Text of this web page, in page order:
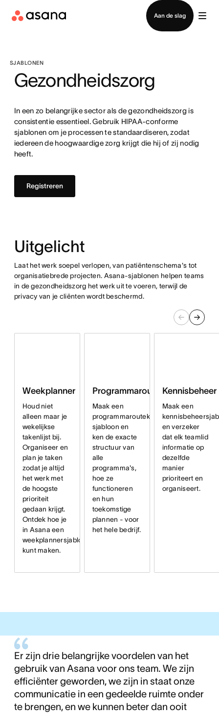
Aan de slag
Contact opnemen met verkoop
SJABLONEN
Gezondheidszorg
In een zo belangrijke sector als de gezondheidszorg is
consistentie essentieel. Gebruik HIPAA-conforme
sjablonen om je processen te standaardiseren, zodat
iedereen de hoogwaardige zorg krijgt die hij of zij nodig
heeft.
Registreren
Uitgelicht
Laat het werk soepel verlopen, van patiëntenschema's tot
organisatiebrede projecten. Asana-sjablonen helpen teams
in de gezondheidszorg het werk uit te voeren, terwijl de
privacy van je cliënten wordt beschermd.
Weekplanner
Houd niet
alleen maar je
wekelijkse
takenlijst bij.
Organiseer en
plan je taken
zodat je altijd
het werk met
de hoogste
prioriteit
gedaan krijgt.
Ontdek hoe je
in Asana een
weekplannersjabloon
kunt maken.
Programmaroutekaart
Maak een
programmaroutekaart-
sjabloon en
ken de exacte
structuur van
alle
programma's,
hoe ze
functioneren
en hun
toekomstige
plannen - voor
het hele bedrijf.
Kennisbeheer
Maak een
en verzeker
dat elk teamlid
informatie op
dezelfde
manier
prioriteert en
organiseert.
Er zijn drie belangrijke voordelen van het
gebruik van Asana voor ons team. We zijn
efficiënter geworden, we zijn in staat onze
communicatie in een gedeelde ruimte onder
te brengen, en we kunnen beter dan ooit